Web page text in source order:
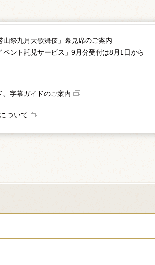
山祭九月大歌舞伎」幕見席のご案内
ベント託児サービス」9月分受付は8月1日から
、字幕ガイドのご案内
ついて